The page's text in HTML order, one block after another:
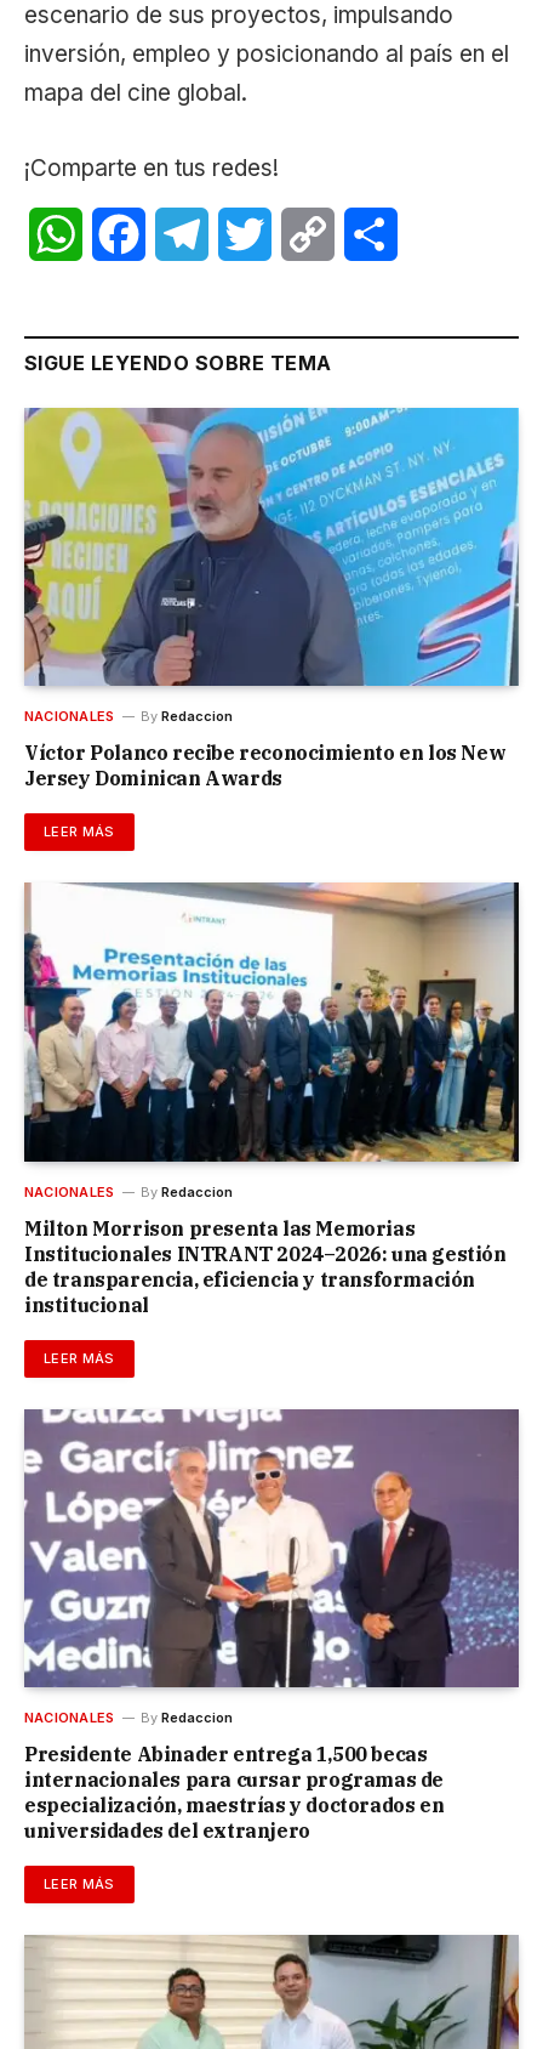
escenario de sus proyectos, impulsando
inversión, empleo y posicionando al país en el
mapa del cine global.
¡Comparte en tus redes!
WhatsAppFacebookTelegramTwitter Copy
SIGUE LEYENDO SOBRE TEMA
NACIONALES By Redaccion
Víctor Polanco recibe reconocimiento en los New
Jersey Dominican Awards
LEER MÁS
NACIONALES By Redaccion
Milton Morrison presenta las Memorias
Institucionales INTRANT 2024–2026: una gestión
de transparencia, eficiencia y transformación
institucional
LEER MÁS
NACIONALES By Redaccion
Presidente Abinader entrega 1,500 becas
internacionales para cursar programas de
especialización, maestrías y doctorados en
universidades del extranjero
LEER MÁS